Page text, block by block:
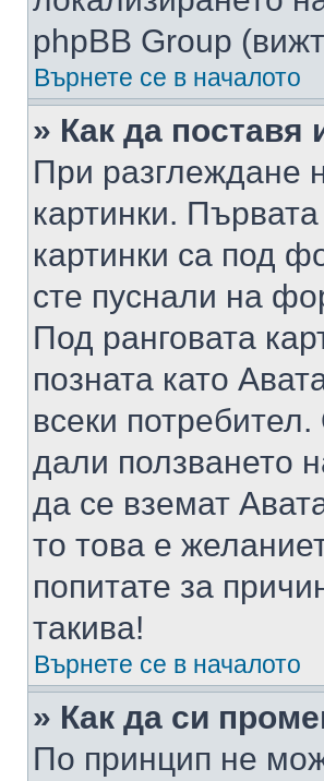
phpBB Group
Върнете се в началото
» Как да
При разглеждане
картинки.
картинки са под
сте пуснали на
Под ранговата
позната като
всеки
дали ползването
да се вземат
то това е
попитате за
такива!
Върнете се в началото
» Как да си
По принцип не